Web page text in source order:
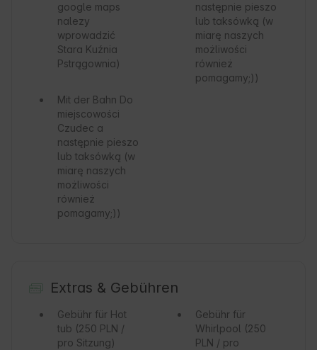
google maps
nalezy
wprowadzić
Stara Kuźnia
Pstrągownia)
następnie pieszo
lub taksówką (w
miarę naszych
możliwości
również
pomagamy;))
Mit der Bahn Do
miejscowości
Czudec a
następnie pieszo
lub taksówką (w
miarę naszych
możliwości
również
pomagamy;))
Extras & Gebühren
Gebühr für Hot
tub (250 PLN /
pro Sitzung)
Gebühr für
Whirlpool (250
PLN / pro